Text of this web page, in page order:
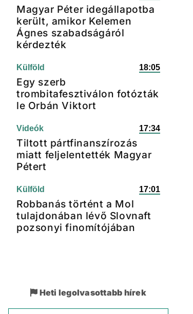
Magyar Péter idegállapotba
került, amikor Kelemen
Ágnes szabadságáról
kérdezték
Külföld 18:05
Egy szerb
trombitafesztiválon fotózták
le Orbán Viktort
Videók 17:34
Tiltott pártfinanszírozás
miatt feljelentették Magyar
Pétert
Külföld 17:01
Robbanás történt a Mol
tulajdonában lévő Slovnaft
pozsonyi finomítójában
Heti legolvasottabb hírek